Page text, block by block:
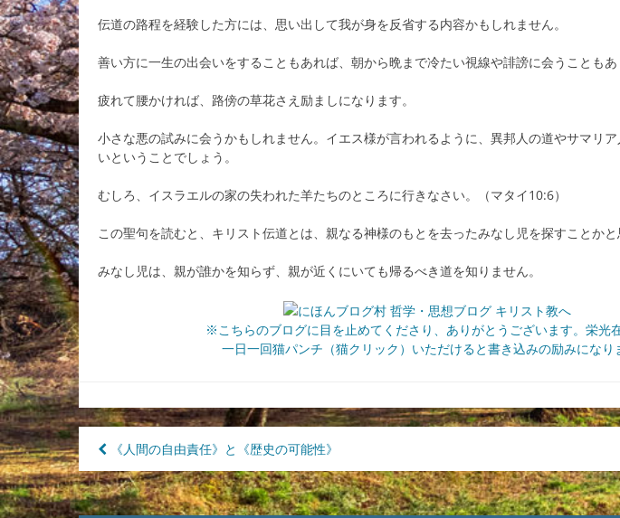
伝道の路程を経験した方には、思い出して我が身を反省する内容かもしれません。
善い方に一生の出会いをすることもあれば、朝から晩まで冷たい視線や誹謗に会うこともあ
疲れて腰かければ、路傍の草花さえ励ましになります。
小さな悪の試みに会うかもしれません。イエス様が言われるように、異邦人の道やサマリ
いということでしょう。
むしろ、イスラエルの家の失われた羊たちのところに行きなさい。（マタイ10:6）
この聖句を読むと、キリスト伝道とは、親なる神様のもとを去ったみなし児を探すことかと
みなし児は、親が誰かを知らず、親が近くにいても帰るべき道を知りません。
※こちらのブログに目を止めてくださり、ありがとうございます。栄光在
一日一回猫パンチ（猫クリック）いただけると書き込みの励みになり
投
稿
《人間の自由責任》と《歴史の可能性》